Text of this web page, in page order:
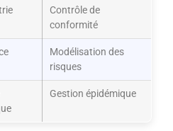
Contrôle de
conformité
Modélisation des
risques
Gestion épidémique